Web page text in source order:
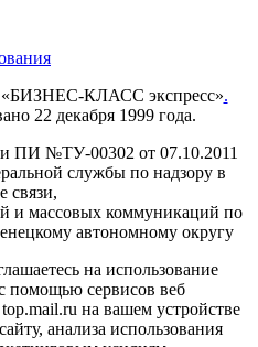
«БИЗНЕС-КЛАСС экспресс».
22 декабря 1999 года.
ПИ №ТУ-00302 от 07.10.2011
службы по надзору в
связи,
и массовых коммуникаций по
автономному округу
на использование
помощью сервисов веб
на вашем устройстве
анализа использования